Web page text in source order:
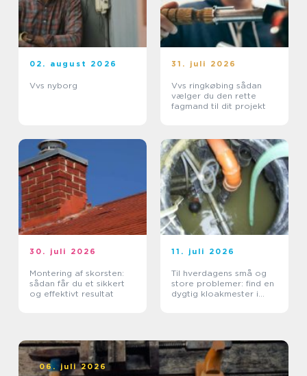
02. august 2026
Vvs nyborg
31. juli 2026
Vvs ringkøbing sådan
vælger du den rette
fagmand til dit projekt
30. juli 2026
Montering af skorsten:
sådan får du et sikkert
og effektivt resultat
11. juli 2026
Til hverdagens små og
store problemer: find en
dygtig kloakmester i
06. juli 2026